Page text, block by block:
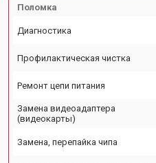
Поломка
Диагностика
Профилактическая чистка
Ремонт цепи питания
Замена видеоадаптера
(видеокарты)
Замена, перепайка чипа